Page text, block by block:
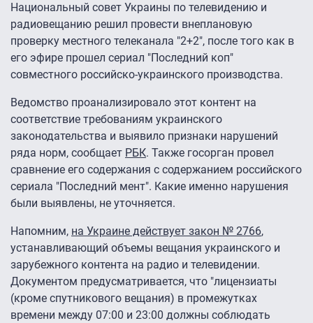
Национальный совет Украины по телевидению и
радиовещанию решил провести внеплановую
проверку местного телеканала "2+2", после того как в
его эфире прошел сериал "Последний коп"
совместного российско-украинского производства.
Ведомство проанализировало этот контент на
соответствие требованиям украинского
законодательства и выявило признаки нарушений
ряда норм, сообщает РБК. Также госорган провел
сравнение его содержания с содержанием российского
сериала "Последний мент". Какие именно нарушения
были выявлены, не уточняется.
Напомним, на Украине действует закон № 2766,
устанавливающий объемы вещания украинского и
зарубежного контента на радио и телевидении.
Документом предусматривается, что "лицензиаты
(кроме спутникового вещания) в промежутках
времени между 07:00 и 23:00 должны соблюдать